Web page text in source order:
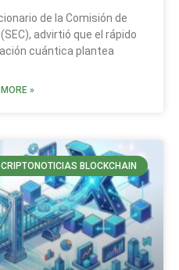
de la Comisión de
advirtió que el rápido
cuántica plantea
»
CRIPTONOTICIAS BLOCKCHAIN